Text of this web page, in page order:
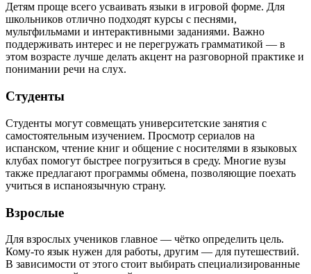
Детям проще всего усваивать языки в игровой форме. Для
школьников отлично подходят курсы с песнями,
мультфильмами и интерактивными заданиями. Важно
поддерживать интерес и не перегружать грамматикой — в
этом возрасте лучше делать акцент на разговорной практике и
понимании речи на слух.
Студенты
Студенты могут совмещать университетские занятия с
самостоятельным изучением. Просмотр сериалов на
испанском, чтение книг и общение с носителями в языковых
клубах помогут быстрее погрузиться в среду. Многие вузы
также предлагают программы обмена, позволяющие поехать
учиться в испаноязычную страну.
Взрослые
Для взрослых учеников главное — чётко определить цель.
Кому-то язык нужен для работы, другим — для путешествий.
В зависимости от этого стоит выбирать специализированные